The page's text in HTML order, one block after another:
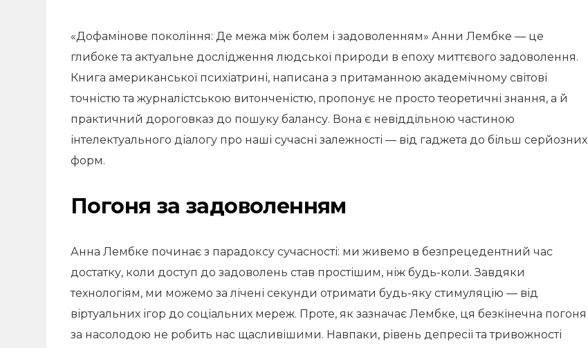
«Дофамінове покоління: Де межа між болем і задоволенням» Анни Лембке — це
глибоке та актуальне дослідження людської природи в епоху миттєвого задоволення.
Книга американської психіатрині, написана з притаманною академічному світові
точністю та журналістською витонченістю, пропонує не просто теоретичні знання, а й
практичний дороговказ до пошуку балансу. Вона є невіддільною частиною
інтелектуального діалогу про наші сучасні залежності — від гаджета до більш серйозних
форм.
Погоня за задоволенням
Анна Лембке починає з парадоксу сучасності: ми живемо в безпрецедентний час
достатку, коли доступ до задоволень став простішим, ніж будь-коли. Завдяки
технологіям, ми можемо за лічені секунди отримати будь-яку стимуляцію — від
віртуальних ігор до соціальних мереж. Проте, як зазначає Лембке, ця безкінечна погоня
за насолодою не робить нас щасливішими. Навпаки, рівень депресії та тривожності